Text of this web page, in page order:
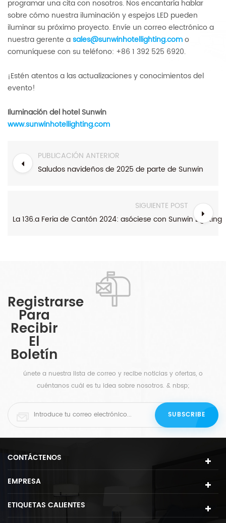
programar una cita con nosotros. Nos encantaría hablar
sobre cómo nuestra iluminación y espejos LED pueden
iluminar su próximo proyecto. Envíe un correo electrónico a
nuestra gerente asales@sunwinhotellighting.como
comuníquese con su teléfono: +86 1 392 525 6920.
¡Estén atentos a las actualizaciones y conocimientos del
evento!
Iluminación del hotel Sunwin
www.sunwinhotellighting.com
PUBLICACIÓN ANTERIOR
Saludos navideños de 2025 de parte de Sunwin
SIGUIENTE POST
La 136.a Feria de Cantón 2024: asóciese con Sunwin Lighting
Registrarse
Para
Recibir
El
Boletín
únete a nuestra lista de correo y recibe noticias y ofertas, o
cuéntanos cuál es tu idea sobre nosotros. & nbsp;
CONTÁCTENOS
EMPRESA
ETIQUETAS CALIENTES